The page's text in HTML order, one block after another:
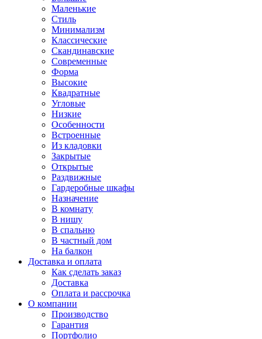
Маленькие
Стиль
Минимализм
Классические
Скандинавские
Современные
Форма
Высокие
Квадратные
Угловые
Низкие
Особенности
Встроенные
Из кладовки
Закрытые
Открытые
Раздвижные
Гардеробные шкафы
Назначение
В комнату
В нишу
В спальню
В частный дом
На балкон
Доставка и оплата
Как сделать заказ
Доставка
Оплата и рассрочка
О компании
Производство
Гарантия
Портфолио